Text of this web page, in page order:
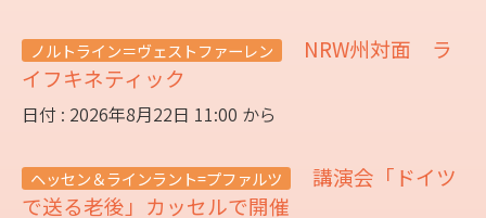
ノルトライン＝ヴェストファーレン
NRW州対面 ラ
イフキネティック
日付 : 2026年8月22日 11:00 から
ヘッセン＆ラインラント=プファルツ
講演会「ドイツ
で送る老後」カッセルで開催